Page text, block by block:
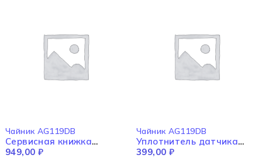
Чайник AG119DB
Сервисная книжка
AG119DB
949,00 ₽
Чайник AG119DB
Уплотнитель датчика
температуры AG119DB
399,00 ₽